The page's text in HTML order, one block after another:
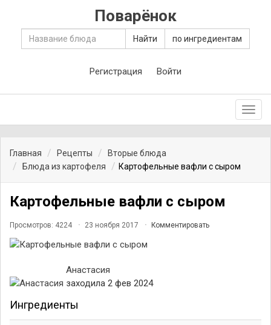
Поварёнок
Найти по ингредиентам
Регистрация Войти
Главная Рецепты
Вторые блюда
Блюда из картофеля
Картофельные вафли с сыром
Картофельные вафли с сыром
Просмотров: 4224 23 ноября 2017 Комментировать
Анастасия
заходила 2 фев 2024
Ингредиенты